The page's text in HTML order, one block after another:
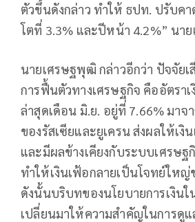
ตัวขึ้นดังกล่าว ทำให้ ธปท. ปรับค
โตที่ 3.3% และปีหน้า 4.2%” นา
นายเศรษฐพุฒิ กล่าวอีกว่า ปัจจัย
การฟื้นตัวทางเศรษฐกิจ คืออัตรา
ล่าสุดเดือน มิ.ย. อยู่ที่ 7.66% มา
ของรัสเซียและยูเครน ส่งผลให้เงิ
และมีผลข้างเคียงกับระบบเศรษฐ
ทำให้เงินเฟ้อกลายเป็นโจทย์ใหญ่
ดังนั้นบริบทของนโยบายการเงิน
เปลี่ยนมาให้ความสำคัญในการดู